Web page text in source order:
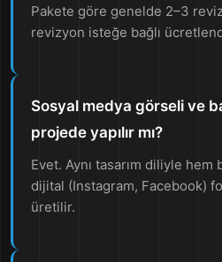
Pakete göre genelde 2–3
revizyon isteğe bağlı
Sosyal medya görseli ve
projede yapılır mı?
Evet. Aynı tasarım diliyle hem
dijital (Instagram, Facebook)
üretilir.